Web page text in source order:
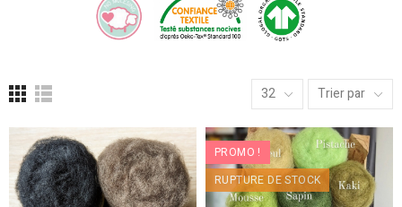
32 Trier par
PROMO !
RUPTURE DE STOCK